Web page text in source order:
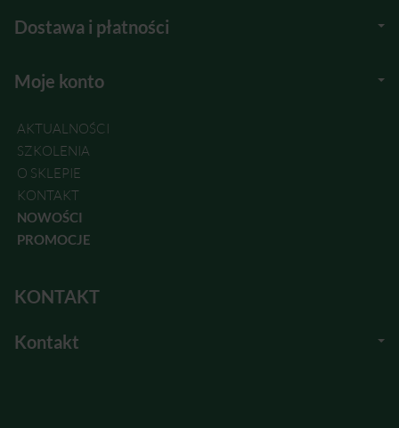
Dostawa i płatności
Moje konto
AKTUALNOŚCI
SZKOLENIA
O SKLEPIE
KONTAKT
NOWOŚCI
PROMOCJE
KONTAKT
Kontakt